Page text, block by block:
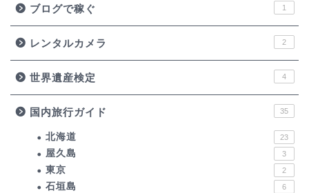
ブログで稼ぐ 1
レンタルカメラ 2
世界遺産検定 4
国内旅行ガイド 35
北海道 23
屋久島 3
東京 2
石垣島 6